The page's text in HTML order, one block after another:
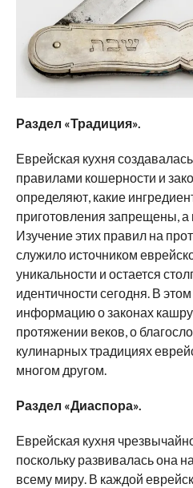
Раздел «Традиция».
Еврейская кухня
правилами кошерности и
определяют, какие
приготовления запрещены,
Изучение этих правил на
служило источником
уникальности и остается
идентичности сегодня. В
информацию о законах
протяжении веков, о
кулинарных традициях
многом другом.
Раздел «Диаспора».
Еврейская кухня
поскольку развивалась она
всему миру. В каждой